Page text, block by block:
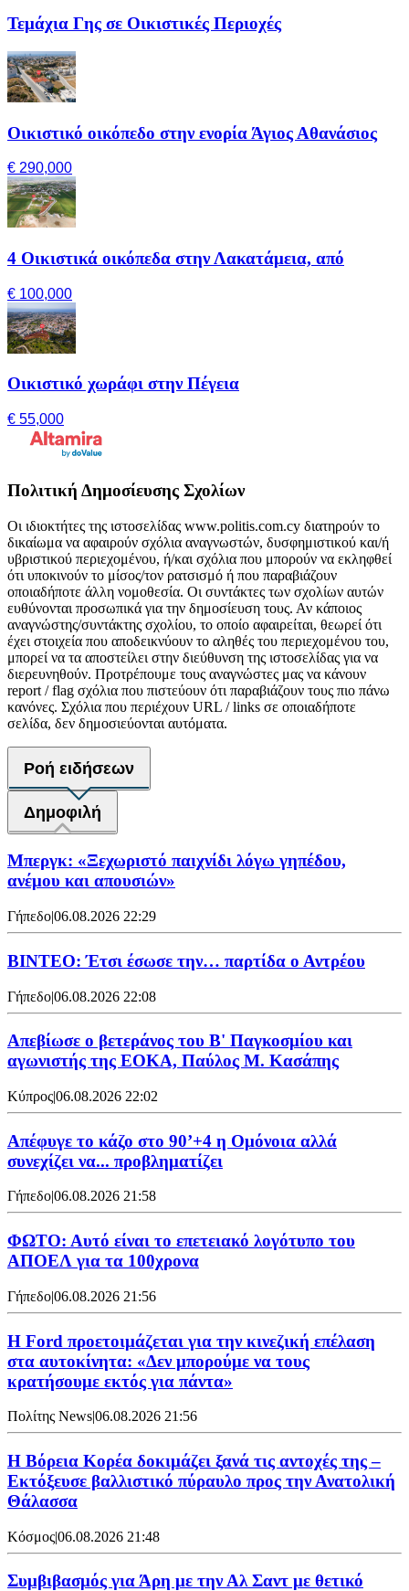
Τεμάχια Γης σε Οικιστικές Περιοχές
Οικιστικό οικόπεδο στην ενορία Άγιος Αθανάσιος
€ 290,000
4 Οικιστικά οικόπεδα στην Λακατάμεια, από
€ 100,000
Οικιστικό χωράφι στην Πέγεια
€ 55,000
Πολιτική Δημοσίευσης Σχολίων
Οι ιδιοκτήτες της ιστοσελίδας www.politis.com.cy διατηρούν το
δικαίωμα να αφαιρούν σχόλια αναγνωστών, δυσφημιστικού και/ή
υβριστικού περιεχομένου, ή/και σχόλια που μπορούν να εκληφθεί
ότι υποκινούν το μίσος/τον ρατσισμό ή που παραβιάζουν
οποιαδήποτε άλλη νομοθεσία. Οι συντάκτες των σχολίων αυτών
ευθύνονται προσωπικά για την δημοσίευση τους. Αν κάποιος
αναγνώστης/συντάκτης σχολίου, το οποίο αφαιρείται, θεωρεί ότι
έχει στοιχεία που αποδεικνύουν το αληθές του περιεχομένου του,
μπορεί να τα αποστείλει στην διεύθυνση της ιστοσελίδας για να
διερευνηθούν. Προτρέπουμε τους αναγνώστες μας να κάνουν
report / flag σχόλια που πιστεύουν ότι παραβιάζουν τους πιο πάνω
κανόνες. Σχόλια που περιέχουν URL / links σε οποιαδήποτε
σελίδα, δεν δημοσιεύονται αυτόματα.
Ροή ειδήσεων
Δημοφιλή
Μπεργκ: «Ξεχωριστό παιχνίδι λόγω γηπέδου,
ανέμου και απουσιών»
Γήπεδο|06.08.2026 22:29
ΒΙΝΤΕΟ: Έτσι έσωσε την… παρτίδα ο Αντρέου
Γήπεδο|06.08.2026 22:08
Απεβίωσε ο βετεράνος του Β' Παγκοσμίου και
αγωνιστής της ΕΟΚΑ, Παύλος Μ. Κασάπης
Κύπρος|06.08.2026 22:02
Απέφυγε το κάζο στο 90’+4 η Ομόνοια αλλά
συνεχίζει να... προβληματίζει
Γήπεδο|06.08.2026 21:58
ΦΩΤΟ: Αυτό είναι το επετειακό λογότυπο του
ΑΠΟΕΛ για τα 100χρονα
Γήπεδο|06.08.2026 21:56
Η Ford προετοιμάζεται για την κινεζική επέλαση
στα αυτοκίνητα: «Δεν μπορούμε να τους
κρατήσουμε εκτός για πάντα»
Πολίτης News|06.08.2026 21:56
Η Βόρεια Κορέα δοκιμάζει ξανά τις αντοχές της –
Εκτόξευσε βαλλιστικό πύραυλο προς την Ανατολική
Θάλασσα
Κόσμος|06.08.2026 21:48
Συμβιβασμός για Άρη με την Αλ Σαντ με θετικό